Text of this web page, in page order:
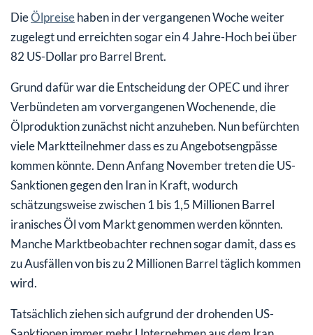
Agrarrohstoffe: Weizen
DieÖlpreisehaben in der vergangenen Woche weiter
zugelegt und erreichten sogar ein 4 Jahre-Hoch bei über
82 US-Dollar pro Barrel Brent.
Grund dafür war die Entscheidung der OPEC und ihrer
Verbündeten am vorvergangenen Wochenende, die
Ölproduktion zunächst nicht anzuheben. Nun befürchten
viele Marktteilnehmer dass es zu Angebotsengpässe
kommen könnte. Denn Anfang November treten die US-
Sanktionen gegen den Iran in Kraft, wodurch
schätzungsweise zwischen 1 bis 1,5 Millionen Barrel
iranisches Öl vom Markt genommen werden könnten.
Manche Marktbeobachter rechnen sogar damit, dass es
zu Ausfällen von bis zu 2 Millionen Barrel täglich kommen
wird.
Tatsächlich ziehen sich aufgrund der drohenden US-